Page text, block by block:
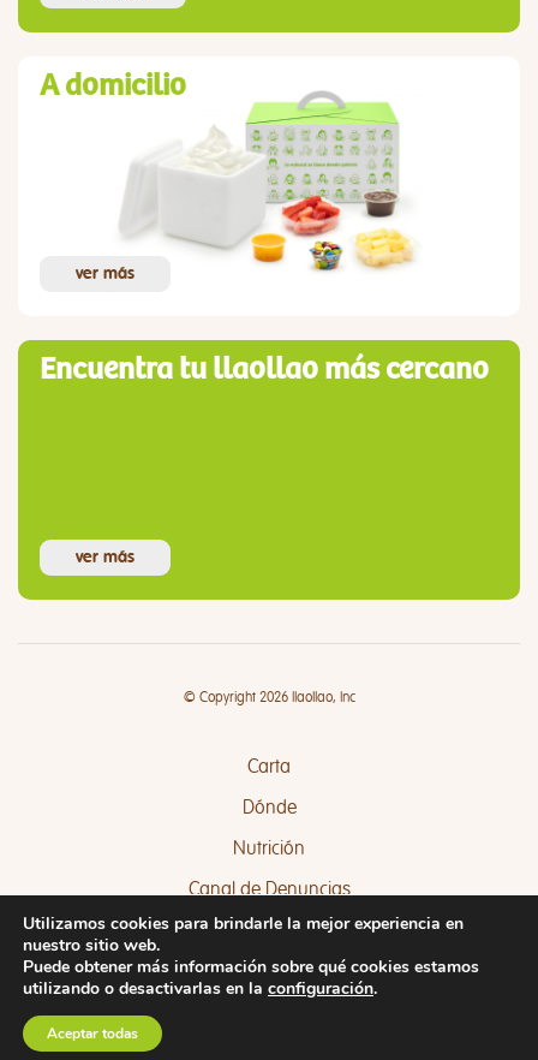
A domicilio
ver más
Encuentra tu llaollao más cercano
ver más
© Copyright 2026 llaollao, Inc
Carta
Dónde
Nutrición
Canal de Denuncias
Quejas y Sugerencias
Utilizamos cookies para brindarle la mejor experiencia en
nuestro sitio web.
Puede obtener más información sobre qué cookies estamos
utilizando o desactivarlas en la configuración.
Aceptar todas